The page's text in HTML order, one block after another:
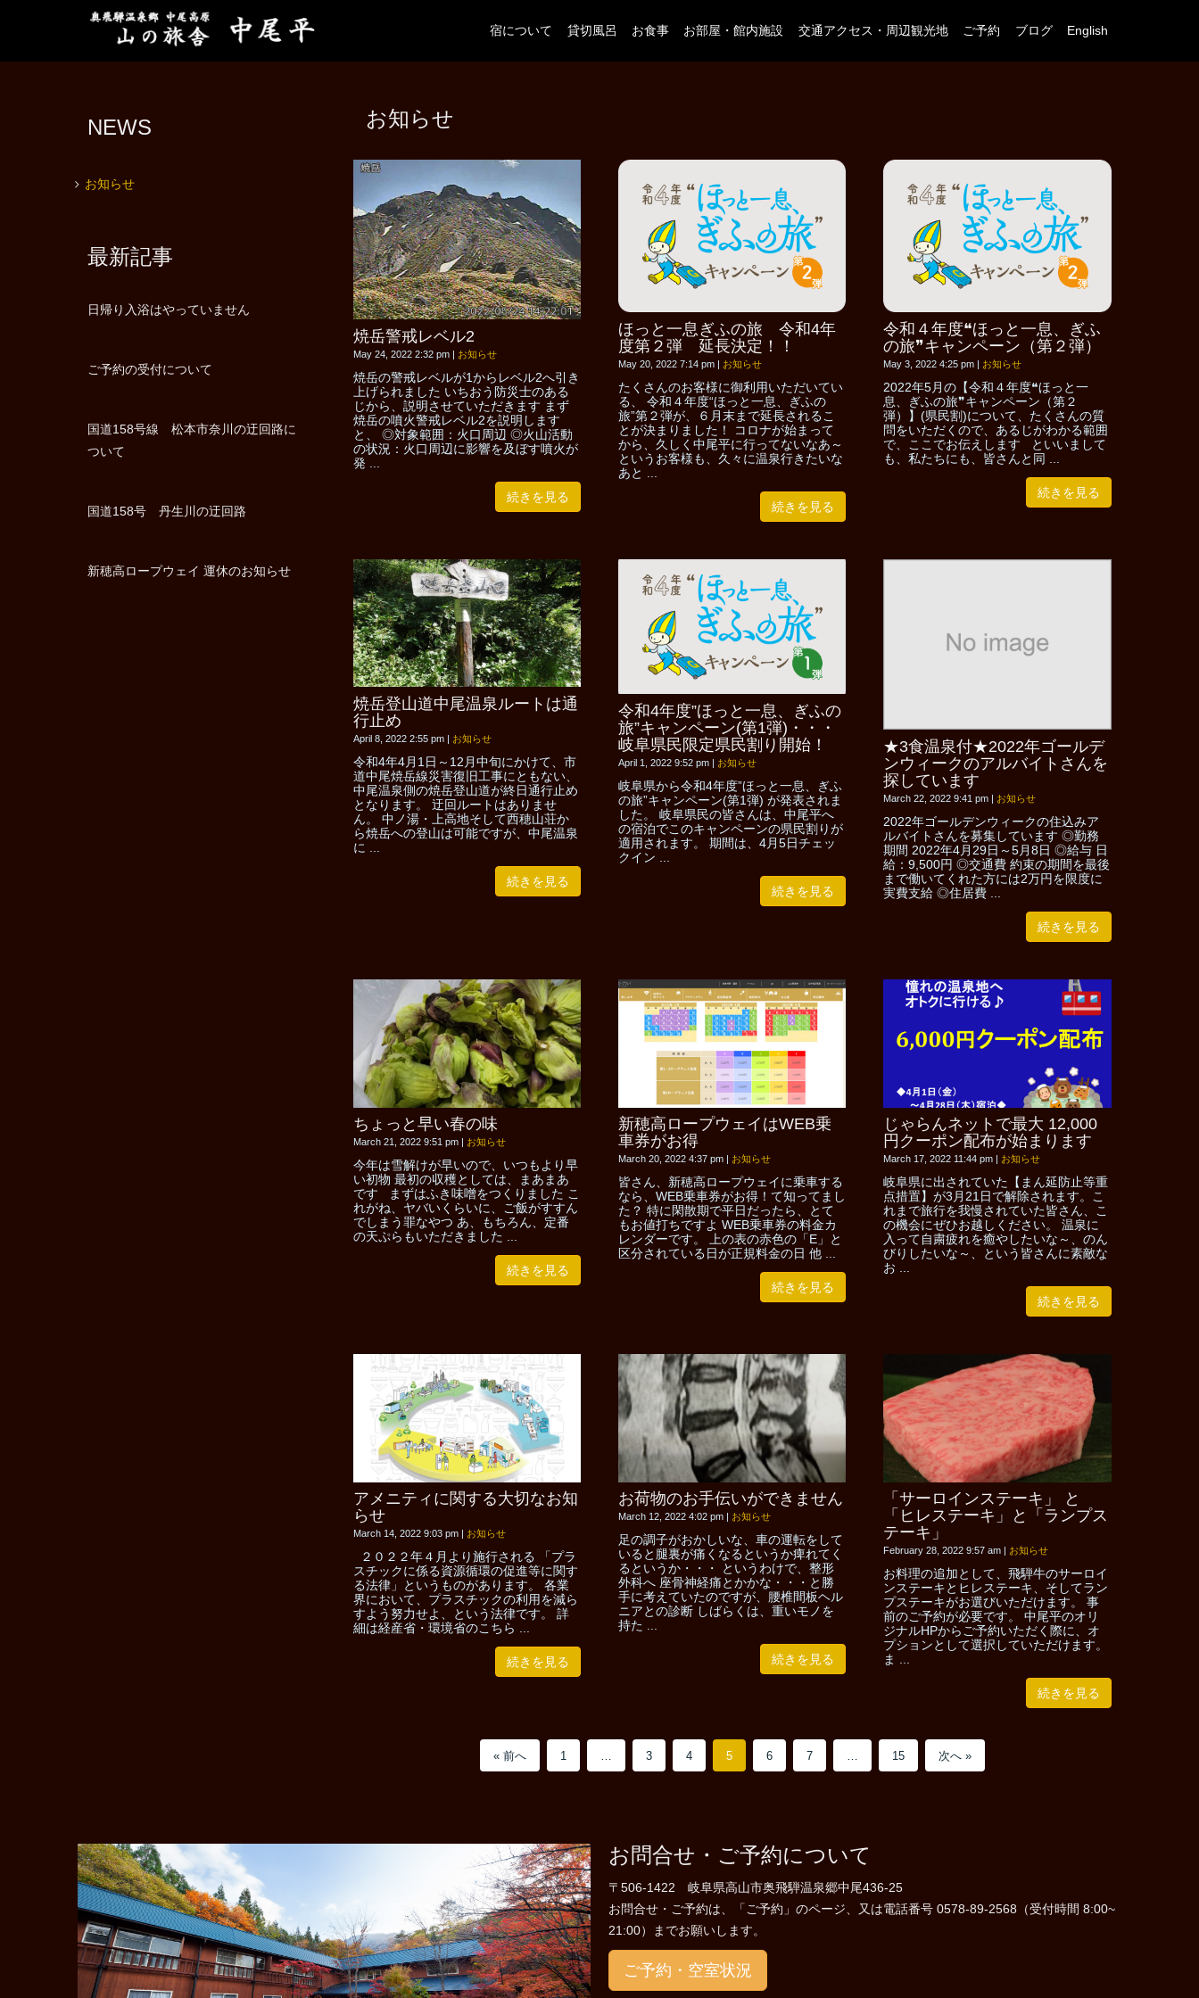
宿について 貸切風呂 お食事 お部屋・館内施設 交通アクセス・周辺観光地 ご予約 ブログ English
お知らせ
焼岳警戒レベル2
May 24, 2022 2:32 pm| お知らせ
焼岳の警戒レベルが1からレベル2へ引き
上げられました いちおう防災士のある
じから、説明させていただきます まず
焼岳の噴火警戒レベル2を説明します
と、 ◎対象範囲：火口周辺 ◎火山活動
の状況：火口周辺に影響を及ぼす噴火が
発 ...
続きを見る
ほっと一息ぎふの旅 令和4年
度第２弾 延長決定！！
May 20, 2022 7:14 pm| お知らせ
たくさんのお客様に御利用いただいてい
る、 令和４年度“ほっと一息、ぎふの
旅”第２弾が、６月末まで延長されるこ
とが決まりました！ コロナが始まって
から、久しく中尾平に行ってないなあ～
というお客様も、久々に温泉行きたいな
あと ...
続きを見る
令和４年度❝ほっと一息、ぎふ
の旅❞キャンペーン（第２弾）
May 3, 2022 4:25 pm | お知らせ
2022年5月の【令和４年度❝ほっと一
息、ぎふの旅❞キャンペーン（第２
弾）】(県民割)について、たくさんの質
問をいただくので、あるじがわかる範囲
で、ここでお伝えします といいまして
も、私たちにも、皆さんと同 ...
続きを見る
焼岳登山道中尾温泉ルートは通
行止め
April 8, 2022 2:55 pm| お知らせ
令和4年4月1日～12月中旬にかけて、市
道中尾焼岳線災害復旧工事にともない、
中尾温泉側の焼岳登山道が終日通行止め
となります。 迂回ルートはありませ
ん。 中ノ湯・上高地そして西穂山荘か
ら焼岳への登山は可能ですが、中尾温泉
に ...
続きを見る
令和4年度”ほっと一息、ぎふの
旅”キャンペーン(第1弾)・・・
岐阜県民限定県民割り開始！
April 1, 2022 9:52 pm| お知らせ
岐阜県から令和4年度”ほっと一息、ぎふ
の旅”キャンペーン(第1弾) が発表されま
した。 岐阜県民の皆さんは、中尾平へ
の宿泊でこのキャンペーンの県民割りが
適用されます。 期間は、4月5日チェッ
クイン ...
続きを見る
★3食温泉付★2022年ゴールデ
ンウィークのアルバイトさんを
探しています
March 22, 2022 9:41 pm | お知らせ
2022年ゴールデンウィークの住込みア
ルバイトさんを募集しています ◎勤務
期間 2022年4月29日～5月8日 ◎給与 日
給：9,500円 ◎交通費 約束の期間を最後
まで働いてくれた方には2万円を限度に
実費支給 ◎住居費 ...
続きを見る
ちょっと早い春の味
March 21, 2022 9:51 pm| お知らせ
今年は雪解けが早いので、いつもより早
い初物 最初の収穫としては、まあまあ
です まずはふき味噌をつくりました こ
れがね、ヤバいくらいに、ご飯がすすん
でしまう罪なやつ あ、もちろん、定番
の天ぷらもいただきました ...
続きを見る
新穂高ロープウェイはWEB乗
車券がお得
March 20, 2022 4:37 pm| お知らせ
皆さん、新穂高ロープウェイに乗車する
なら、WEB乗車券がお得！て知ってまし
た？ 特に閑散期で平日だったら、とて
もお値打ちですよ WEB乗車券の料金カ
レンダーです。 上の表の赤色の「E」と
区分されている日が正規料金の日 他 ...
続きを見る
じゃらんネットで最大 12,000
円クーポン配布が始まります
March 17, 2022 11:44 pm | お知らせ
岐阜県に出されていた【まん延防止等重
点措置】が3月21日で解除されます。こ
れまで旅行を我慢されていた皆さん、こ
の機会にぜひお越しください。 温泉に
入って自粛疲れを癒やしたいな～、のん
びりしたいな～、という皆さんに素敵な
お ...
続きを見る
アメニティに関する大切なお知
らせ
March 14, 2022 9:03 pm| お知らせ
２０２２年４月より施行される 「プラ
スチックに係る資源循環の促進等に関す
る法律」というものがあります。 各業
界において、プラスチックの利用を減ら
すよう努力せよ、という法律です。 詳
細は経産省・環境省のこちら ...
続きを見る
お荷物のお手伝いができません
March 12, 2022 4:02 pm| お知らせ
足の調子がおかしいな、車の運転をして
いると腿裏が痛くなるというか痺れてく
るというか・・・ というわけで、整形
外科へ 座骨神経痛とかかな・・・と勝
手に考えていたのですが、腰椎間板ヘル
ニアとの診断 しばらくは、重いモノを
持た ...
続きを見る
「サーロインステーキ」 と
「ヒレステーキ」と「ランプス
テーキ」
February 28, 2022 9:57 am お知らせ
お料理の追加として、飛騨牛のサーロイ
ンステーキとヒレステーキ、そしてラン
プステーキがお選びいただけます。 事
前のご予約が必要です。 中尾平のオリ
ジナルHPからご予約いただく際に、オ
プションとして選択していただけます。
ま ...
続きを見る
« 前へ 1 … 3 4 5 6 7 … 15 次へ »
NEWS
お知らせ
最新記事
日帰り入浴はやっていません
ご予約の受付について
国道158号線 松本市奈川の迂回路に
ついて
国道158号 丹生川の迂回路
新穂高ロープウェイ 運休のお知らせ
お問合せ・ご予約について
〒506-1422 岐阜県高山市奥飛騨温泉郷中尾436-25
お問合せ・ご予約は、「ご予約」のページ、又は電話番号 0578-89-2568（受付時間 8:00~
21:00）までお願いします。
ご予約・空室状況